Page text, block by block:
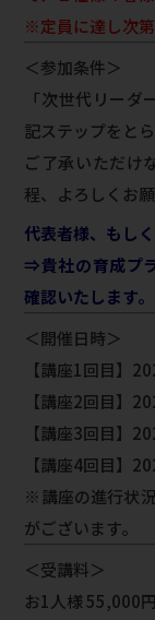
※定員に達し次第
＜参加条件＞
「次世代リー
記ステップをと
ご了承いただけ
程、よろしくお
代表者様、もし
⇒貴社の育成プ
確認いたします。
＜開催日時＞
【講座1回目】
【講座2回目】
【講座3回目】
【講座4回目】
※講座の進行状
がございます。
＜受講料＞
お1人様 55,000円